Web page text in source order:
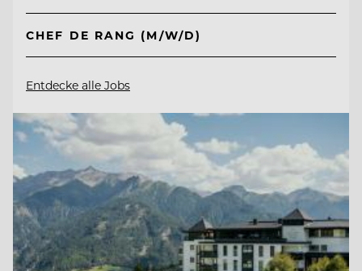
CHEF DE RANG (M/W/D)
Entdecke alle Jobs